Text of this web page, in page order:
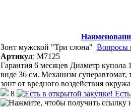
Зонт мужской "Три слона" Вопросы
Артикул: М7125
Гарантия 6 месяцев Диаметр
виде 36 см. Механизм
зонт от вредного воздействия
8